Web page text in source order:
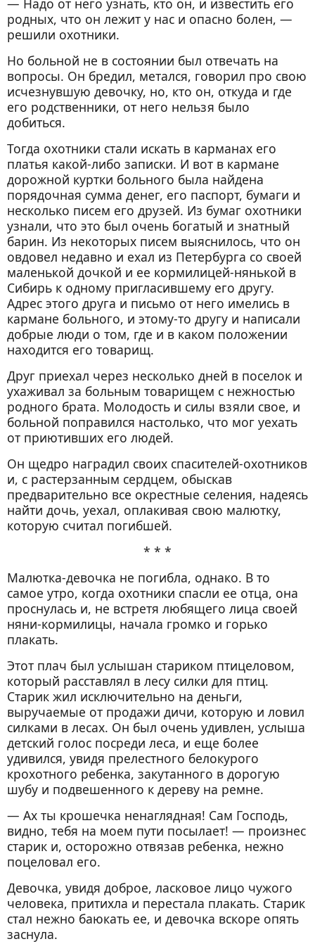
— Надо от него узнать, кто он, и известить его
родных, что он лежит у нас и опасно болен, —
решили охотники.
Но больной не в состоянии был отвечать на
вопросы. Он бредил, метался, говорил про свою
исчезнувшую девочку, но, кто он, откуда и где
его родственники, от него нельзя было
добиться.
Тогда охотники стали искать в карманах его
платья какой-либо записки. И вот в кармане
дорожной куртки больного была найдена
порядочная сумма денег, его паспорт, бумаги и
несколько писем его друзей. Из бумаг охотники
узнали, что это был очень богатый и знатный
барин. Из некоторых писем выяснилось, что он
овдовел недавно и ехал из Петербурга со своей
маленькой дочкой и ее кормилицей-нянькой в
Сибирь к одному пригласившему его другу.
Адрес этого друга и письмо от него имелись в
кармане больного, и этому-то другу и написали
добрые люди о том, где и в каком положении
находится его товарищ.
Друг приехал через несколько дней в поселок и
ухаживал за больным товарищем с нежностью
родного брата. Молодость и силы взяли свое, и
больной поправился настолько, что мог уехать
от приютивших его людей.
Он щедро наградил своих спасителей-охотников
и, с растерзанным сердцем, обыскав
предварительно все окрестные селения, надеясь
найти дочь, уехал, оплакивая свою малютку,
которую считал погибшей.
* * *
Малютка-девочка не погибла, однако. В то
самое утро, когда охотники спасли ее отца, она
проснулась и, не встретя любящего лица своей
няни-кормилицы, начала громко и горько
плакать.
Этот плач был услышан стариком птицеловом,
который расставлял в лесу силки для птиц.
Старик жил исключительно на деньги,
выручаемые от продажи дичи, которую и ловил
силками в лесах. Он был очень удивлен, услыша
детский голос посреди леса, и еще более
удивился, увидя прелестного белокурого
крохотного ребенка, закутанного в дорогую
шубу и подвешенного к дереву на ремне.
— Ах ты крошечка ненаглядная! Сам Господь,
видно, тебя на моем пути посылает! — произнес
старик и, осторожно отвязав ребенка, нежно
поцеловал его.
Девочка, увидя доброе, ласковое лицо чужого
человека, притихла и перестала плакать. Старик
стал нежно баюкать ее, и девочка вскоре опять
заснула.